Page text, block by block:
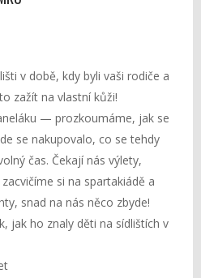
v době, kdy byli vaši rodiče a
zažít na vlastní kůži!
— prozkoumáme, jak se
se nakupovalo, co se tehdy
čas. Čekají nás výlety,
si na spartakiádě a
snad na nás něco zbyde!
jak ho znaly děti na sídlištích v